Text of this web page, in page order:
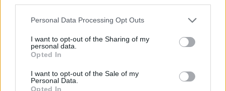
Please note that this website/app uses one or more Google
not limited to your visit or usage behaviour. You may click to
grant or deny consent to Google and its third-party tags to
use your data for below specified purposes in below Google
consent section.
Personal Data Processing Opt Outs
I want to opt-out of the Sharing of my
personal data.
Opted In
I want to opt-out of the Sale of my
Personal Data.
Opted In
Kövess minket, és értesülj a friss hírekről a
Facebookon is!
Követem